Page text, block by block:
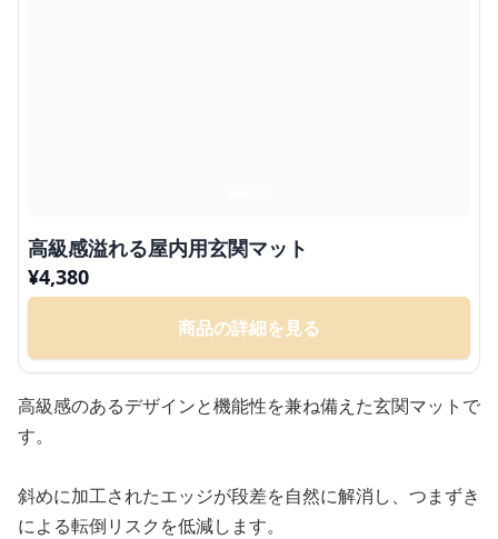
高級感溢れる屋内用玄関マット
¥4,380
商品の詳細を見る
高級感のあるデザインと機能性を兼ね備えた玄関マットで
す。
斜めに加工されたエッジが段差を自然に解消し、つまずき
による転倒リスクを低減します。